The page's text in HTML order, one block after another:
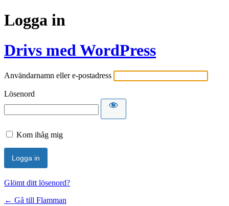
Logga in
Drivs med WordPress
Användarnamn eller e-postadress
Lösenord
Kom ihåg mig
Glömt ditt lösenord?
← Gå till Flamman